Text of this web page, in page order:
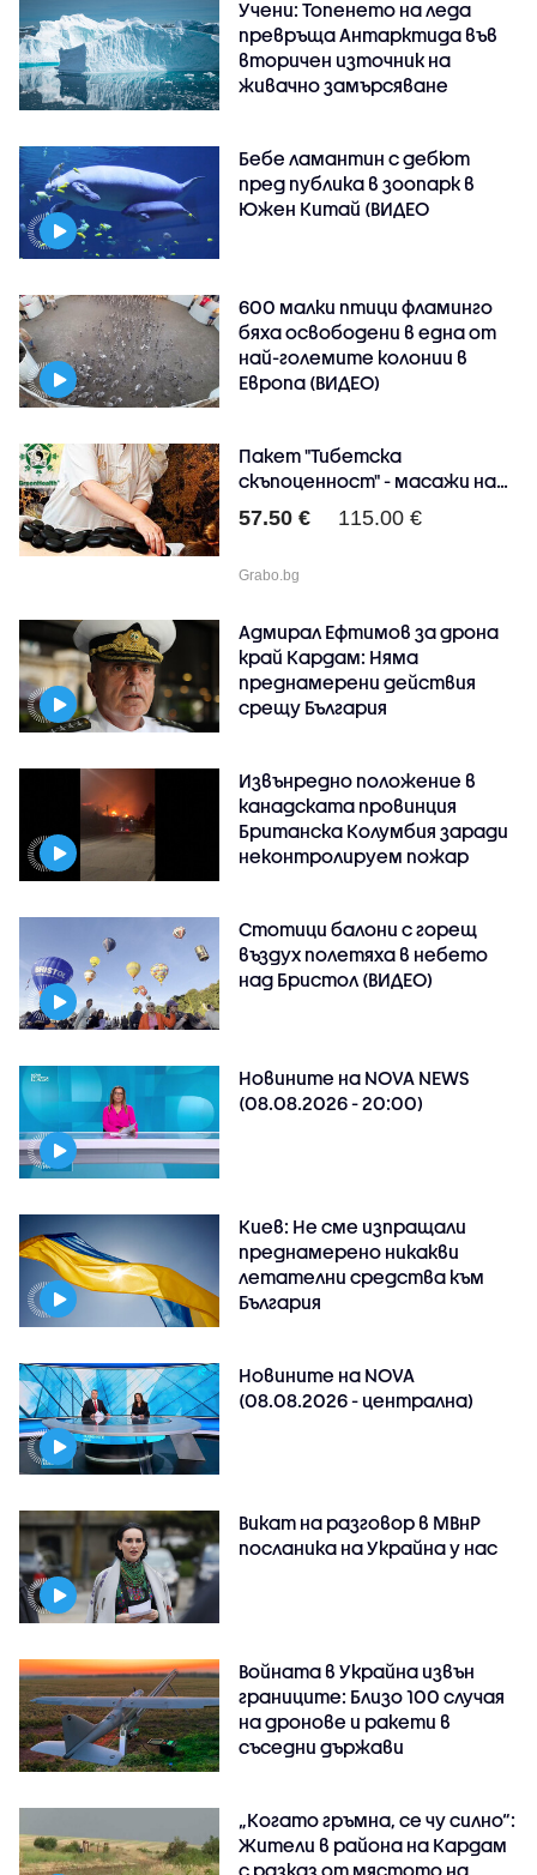
Учени: Топенето на леда
превръща Антарктида във
вторичен източник на
живачно замърсяване
Бебе ламантин с дебют
пред публика в зоопарк в
Южен Китай (ВИДЕО
600 малки птици фламинго
бяха освободени в една от
най-големите колонии в
Европа (ВИДЕО)
Пакет "Тибетска
скъпоценност" - масажи на
ця..
57.50 € 115.00 €
Grabo.bg
Адмирал Ефтимов за дрона
край Кардам: Няма
преднамерени действия
срещу България
Извънредно положение в
канадската провинция
Британска Колумбия заради
неконтролируем пожар
Стотици балони с горещ
въздух полетяха в небето
над Бристол (ВИДЕО)
Новините на NOVA NEWS
(08.08.2026 - 20:00)
Киев: Не сме изпращали
преднамерено никакви
летателни средства към
България
Новините на NOVA
(08.08.2026 - централна)
Викат на разговор в МВнР
посланика на Украйна у нас
Войната в Украйна извън
границите: Близо 100 случая
на дронове и ракети в
съседни държави
„Когато гръмна, се чу силно“:
Жители в района на Кардам
с разказ от мястото на